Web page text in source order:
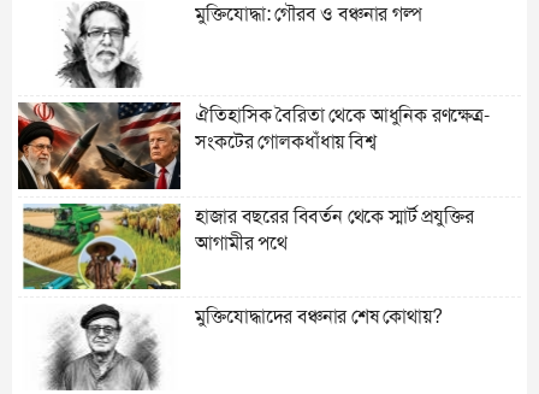
মুক্তিযোদ্ধা: গৌরব ও বঞ্চনার গল্প
ঐতিহাসিক বৈরিতা থেকে আধুনিক রণক্ষেত্র-
সংকটের গোলকধাঁধায় বিশ্ব
হাজার বছরের বিবর্তন থেকে স্মার্ট প্রযুক্তির
আগামীর পথে
মুক্তিযোদ্ধাদের বঞ্চনার শেষ কোথায়?